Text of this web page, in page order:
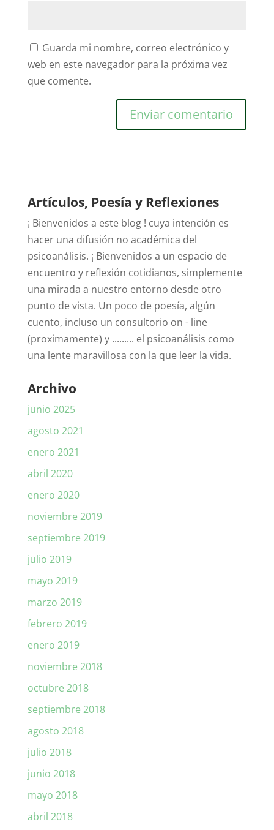
Guarda mi nombre, correo electrónico y
web en este navegador para la próxima vez
que comente.
Artículos, Poesía y Reflexiones
¡ Bienvenidos a este blog ! cuya intención es
hacer una difusión no académica del
psicoanálisis. ¡ Bienvenidos a un espacio de
encuentro y reflexión cotidianos, simplemente
una mirada a nuestro entorno desde otro
punto de vista. Un poco de poesía, algún
cuento, incluso un consultorio on - line
(proximamente) y ......... el psicoanálisis como
una lente maravillosa con la que leer la vida.
Archivo
junio 2025
agosto 2021
enero 2021
abril 2020
enero 2020
noviembre 2019
septiembre 2019
julio 2019
mayo 2019
marzo 2019
febrero 2019
enero 2019
noviembre 2018
octubre 2018
septiembre 2018
agosto 2018
julio 2018
junio 2018
mayo 2018
abril 2018